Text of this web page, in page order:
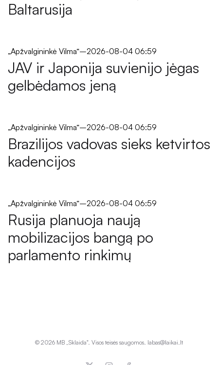
Baltarusija
„Apžvalgininkė Vilma“–2026-08-04 06:59
JAV ir Japonija suvienijo jėgas
gelbėdamos jeną
„Apžvalgininkė Vilma“–2026-08-04 06:59
Brazilijos vadovas sieks ketvirtos
kadencijos
„Apžvalgininkė Vilma“–2026-08-04 06:59
Rusija planuoja naują
mobilizacijos bangą po
parlamento rinkimų
© 2026 MB „Sklaida". Visos teisės saugomos. labas@laikai.lt